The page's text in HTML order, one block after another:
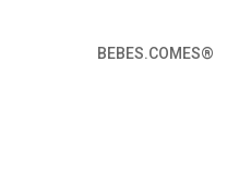
BEBES.COMES®